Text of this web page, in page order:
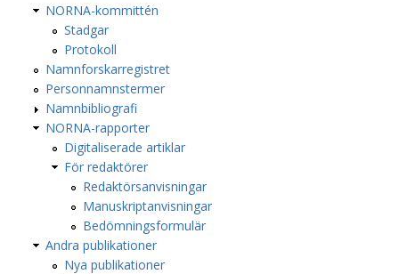
NORNA-kommittén
Stadgar
Protokoll
Namnforskarregistret
Personnamnstermer
Namnbibliografi
NORNA-rapporter
Digitaliserade artiklar
För redaktörer
Redaktörsanvisningar
Manuskriptanvisningar
Bedömningsformulär
Andra publikationer
Nya publikationer